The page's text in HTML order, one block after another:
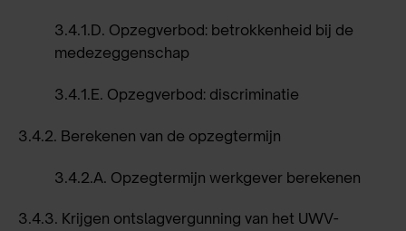
3.4.1.D. Opzegverbod: betrokkenheid bij de
medezeggenschap
3.4.1.E. Opzegverbod: discriminatie
3.4.2. Berekenen van de opzegtermijn
3.4.2.A. Opzegtermijn werkgever berekenen
3.4.3. Krijgen ontslagvergunning van het UWV-